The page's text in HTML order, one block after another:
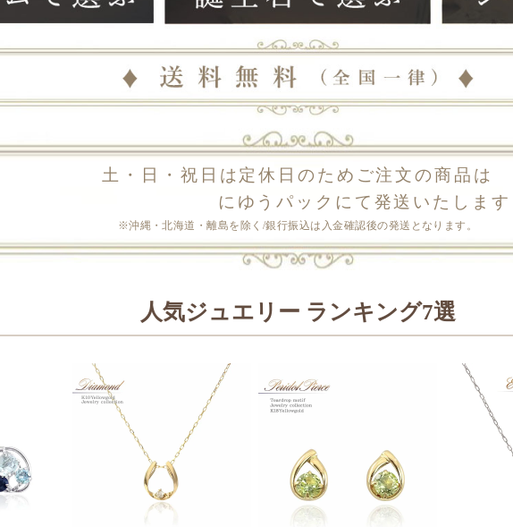
土・日・祝日は定休日のため ご注文の商品は
に ゆうパックにて発送いたします
※沖縄・北海道・離島を除く/銀行振込は入金確認後の発送となります。
人気ジュエリー ランキング7選